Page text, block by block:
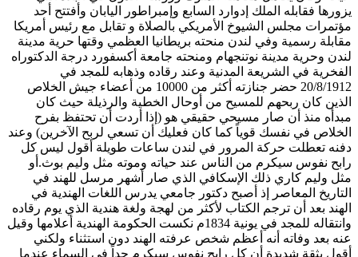
يزورها فقابله الملك إدوارد السابع وإمبراطور اليابان وأفتتح أحد
مؤتمرات مجلس الشيوخ الأمريكي بالصلاة و تقابل مع رئيس أمريكا
مقابلة رسمية وفي لندن منحته بريطانيا العظمي وقتها حرية مدينة
لندن وحرية مدينة نوتنجهام ومنحته جامعة أكسفورد درجة الدكتوراه
الفخرية في الشريعة المدنية وعند رقاده وذهابه للمجد في
20/8/1912 حضر جنازته أكثر من 10000 من أعضاء جيش الخلاص
الذين كان ربحهم للمسيح من أوحال الخطية والرذيلة حيث كان
مبدأه منذ أن صار مسيحي حقيقي هو (إذا أردت أن تحتفظ بفرح
الخلاص في نفسك قوياً كما كان فعليك أن تسعي لربح الآخرين) وعند
دفنه تعطلت حركة المرور في لندن ساعات طويلة أقول ليس كل
رابح نفوس سيكرم من الناس عند حياته وموته مثل وليم بوث.أو
مثل وليم كاري ذلك الإسكافي الذي صار أشهر مرسل للهند في
التاريخ المعاصر إذ أصبح دكتور جامعي يدرس اللغات الهندية في
الهند بعد أن ترجم الكتاب لأكثر من لهجة ولغة هندية الذي يوم رقاده
وانتقاله للمجد في يونية 1834م نكست الحكومة الهندية أعلامها وقيل
عنه بعد وفاته أنه أعظم شخص عرفته الهند دون استثناء ولكني
أقول بثقة شديدة أن كل رابح نفوس سيكرم جداً في السماء عندما